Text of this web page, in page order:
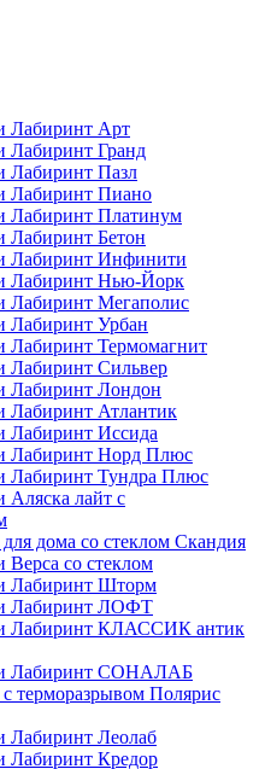
Лабиринт Арт
Лабиринт Гранд
Лабиринт Пазл
Лабиринт Пиано
Лабиринт Платинум
Лабиринт Бетон
Лабиринт Инфинити
Лабиринт Нью-Йорк
Лабиринт Мегаполис
Лабиринт Урбан
Лабиринт Термомагнит
Лабиринт Сильвер
Лабиринт Лондон
Лабиринт Атлантик
Лабиринт Иссида
Лабиринт Норд Плюс
Лабиринт Тундра Плюс
Аляска лайт с
дома со стеклом Скандия
Верса со стеклом
Лабиринт Шторм
Лабиринт ЛОФТ
Лабиринт КЛАССИК антик
Лабиринт СОНАЛАБ
с терморазрывом Полярис
Лабиринт Леолаб
Лабиринт Кредор